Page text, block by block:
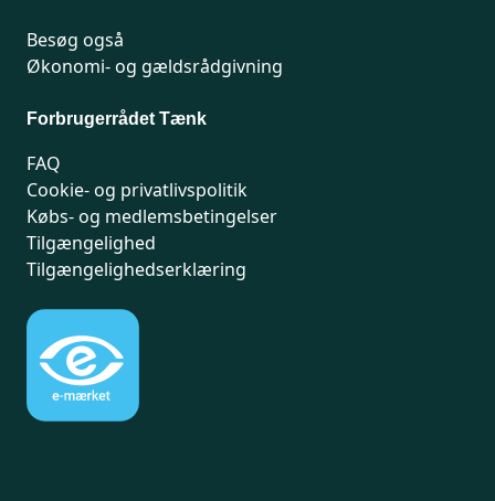
Besøg også
Økonomi- og gældsrådgivning
Forbrugerrådet Tænk
FAQ
Cookie- og privatlivspolitik
Købs- og medlemsbetingelser
Tilgængelighed
Tilgængelighedserklæring